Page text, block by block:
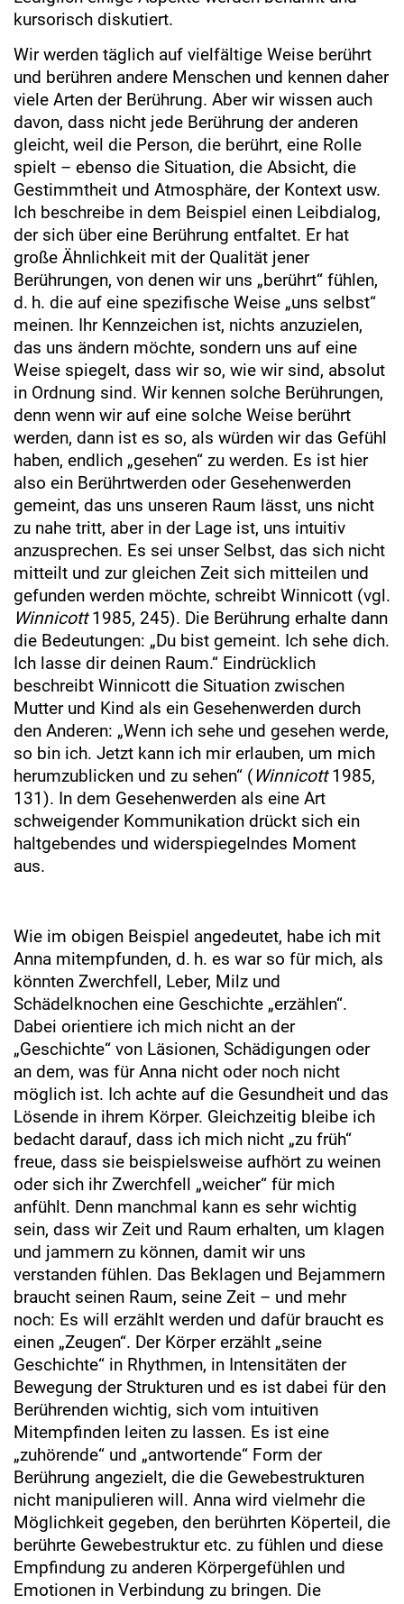
kursorisch diskutiert.
Wir werden täglich auf vielfältige Weise berührt
und berühren andere Menschen und kennen daher
viele Arten der Berührung. Aber wir wissen auch
davon, dass nicht jede Berührung der anderen
gleicht, weil die Person, die berührt, eine Rolle
spielt – ebenso die Situation, die Absicht, die
Gestimmtheit und Atmosphäre, der Kontext usw.
Ich beschreibe in dem Beispiel einen Leibdialog,
der sich über eine Berührung entfaltet. Er hat
große Ähnlichkeit mit der Qualität jener
Berührungen, von denen wir uns „berührt“ fühlen,
d. h. die auf eine spezifische Weise „uns selbst“
meinen. Ihr Kennzeichen ist, nichts anzuzielen,
das uns ändern möchte, sondern uns auf eine
Weise spiegelt, dass wir so, wie wir sind, absolut
in Ordnung sind. Wir kennen solche Berührungen,
denn wenn wir auf eine solche Weise berührt
werden, dann ist es so, als würden wir das Gefühl
haben, endlich „gesehen“ zu werden. Es ist hier
also ein Berührtwerden oder Gesehenwerden
gemeint, das uns unseren Raum lässt, uns nicht
zu nahe tritt, aber in der Lage ist, uns intuitiv
anzusprechen. Es sei unser Selbst, das sich nicht
mitteilt und zur gleichen Zeit sich mitteilen und
gefunden werden möchte, schreibt Winnicott (vgl.
Winnicott1985, 245). Die Berührung erhalte dann
die Bedeutungen: „Du bist gemeint. Ich sehe dich.
Ich lasse dir deinen Raum.“ Eindrücklich
beschreibt Winnicott die Situation zwischen
Mutter und Kind als ein Gesehenwerden durch
den Anderen: „Wenn ich sehe und gesehen werde,
so bin ich. Jetzt kann ich mir erlauben, um mich
herumzublicken und zu sehen“ (Winnicott1985,
131). In dem Gesehenwerden als eine Art
schweigender Kommunikation drückt sich ein
haltgebendes und widerspiegelndes Moment
aus.
Wie im obigen Beispiel angedeutet, habe ich mit
Anna mitempfunden, d. h. es war so für mich, als
könnten Zwerchfell, Leber, Milz und
Schädelknochen eine Geschichte „erzählen“.
Dabei orientiere ich mich nicht an der
„Geschichte“ von Läsionen, Schädigungen oder
an dem, was für Anna nicht oder noch nicht
möglich ist. Ich achte auf die Gesundheit und das
Lösende in ihrem Körper. Gleichzeitig bleibe ich
bedacht darauf, dass ich mich nicht „zu früh“
freue, dass sie beispielsweise aufhört zu weinen
oder sich ihr Zwerchfell „weicher“ für mich
anfühlt. Denn manchmal kann es sehr wichtig
sein, dass wir Zeit und Raum erhalten, um klagen
und jammern zu können, damit wir uns
verstanden fühlen. Das Beklagen und Bejammern
braucht seinen Raum, seine Zeit – und mehr
noch: Es will erzählt werden und dafür braucht es
einen „Zeugen“. Der Körper erzählt „seine
Geschichte“ in Rhythmen, in Intensitäten der
Bewegung der Strukturen und es ist dabei für den
Berührenden wichtig, sich vom intuitiven
Mitempfinden leiten zu lassen. Es ist eine
„zuhörende“ und „antwortende“ Form der
Berührung angezielt, die die Gewebestrukturen
nicht manipulieren will. Anna wird vielmehr die
Möglichkeit gegeben, den berührten Köperteil, die
berührte Gewebestruktur etc. zu fühlen und diese
Empfindung zu anderen Körpergefühlen und
Emotionen in Verbindung zu bringen. Die